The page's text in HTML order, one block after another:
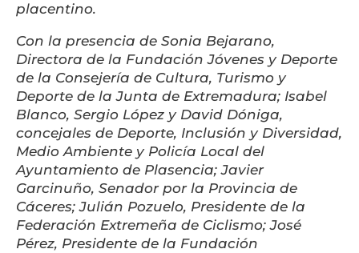
placentino.
Con la presencia de Sonia Bejarano,
Directora de la Fundación Jóvenes y Deporte
de la Consejería de Cultura, Turismo y
Deporte de la Junta de Extremadura; Isabel
Blanco, Sergio López y David Dóniga,
concejales de Deporte, Inclusión y Diversidad,
Medio Ambiente y Policía Local del
Ayuntamiento de Plasencia; Javier
Garcinuño, Senador por la Provincia de
Cáceres; Julián Pozuelo, Presidente de la
Federación Extremeña de Ciclismo; José
Pérez, Presidente de la Fundación